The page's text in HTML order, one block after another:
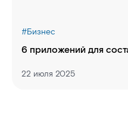
#Бизнес
6 приложений для
22 июля 2025